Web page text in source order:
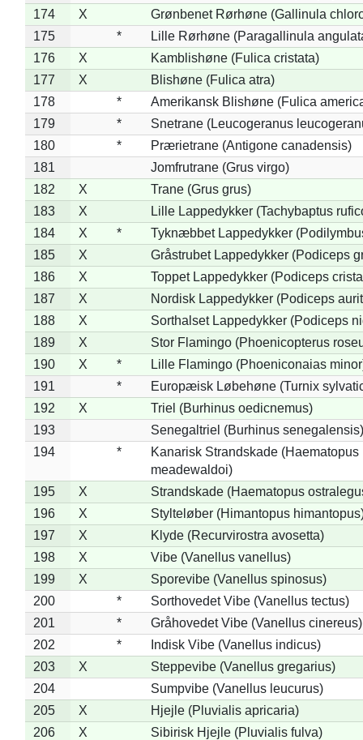
174
X
Grønbenet Rørhøne (Gallinula
175
*
Lille Rørhøne (Paragallinula
176
X
Kamblishøne (Fulica cristata)
177
X
Blishøne (Fulica atra)
178
*
Amerikansk Blishøne (Fulica
179
*
Snetrane (Leucogeranus
180
*
Prærietrane (Antigone canadensis)
181
Jomfrutrane (Grus virgo)
182
X
Trane (Grus grus)
183
X
Lille Lappedykker (Tachybaptus
184
X *
Tyknæbbet Lappedykker
185
X
Gråstrubet Lappedykker (Podiceps
186
X
Toppet Lappedykker (Podiceps
187
X
Nordisk Lappedykker (Podiceps
188
X
Sorthalset Lappedykker (Podiceps
189
X
Stor Flamingo (Phoenicopterus
190
X *
Lille Flamingo (Phoeniconaias
191
*
Europæisk Løbehøne (Turnix
192
X
Triel (Burhinus oedicnemus)
193
Senegaltriel (Burhinus senegalensis)
194
*
Kanarisk Strandskade (Haematopus
meadewaldoi)
195
X
Strandskade (Haematopus
196
X
Stylteløber (Himantopus
197
X
Klyde (Recurvirostra avosetta)
198
X
Vibe (Vanellus vanellus)
199
X
Sporevibe (Vanellus spinosus)
200
*
Sorthovedet Vibe (Vanellus tectus)
201
*
Gråhovedet Vibe (Vanellus cinereus)
202
*
Indisk Vibe (Vanellus indicus)
203
X
Steppevibe (Vanellus gregarius)
204
Sumpvibe (Vanellus leucurus)
205
X
Hjejle (Pluvialis apricaria)
206
X
Sibirisk Hjejle (Pluvialis fulva)